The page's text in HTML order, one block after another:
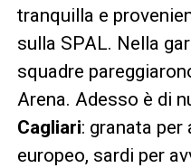
tranquilla e
sulla SPAL. Nella
squadre
Arena. Adesso è di
Cagliari: granata per
europeo, sardi per